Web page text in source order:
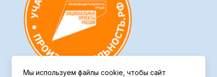
Мы используем файлы cookie, чтобы сайт